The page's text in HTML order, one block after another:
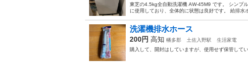
東芝の4.5kg全自動洗濯機 AW-45M9 です。 シンプ
に使用しており、全体的に状態は良好です。 給排水
洗濯機排水ホース
200円 高知 幡多郡 土佐入野駅
生活家電
購入して、開封はしていますが、使用せず保管して